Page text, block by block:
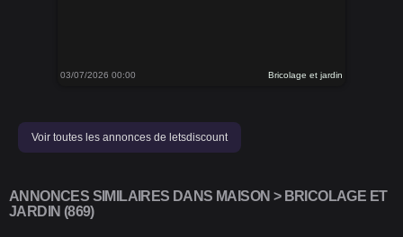
03/07/2026 00:00 Bricolage et jardin
Voir toutes les annonces de letsdiscount
ANNONCES SIMILAIRES DANS MAISON > BRICOLAGE ET
JARDIN (869)